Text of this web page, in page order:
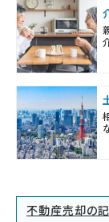
不動産売却の